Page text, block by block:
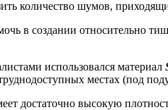
количество шумов,
в создании относительно
использовался материал
местах (под
достаточно высокую